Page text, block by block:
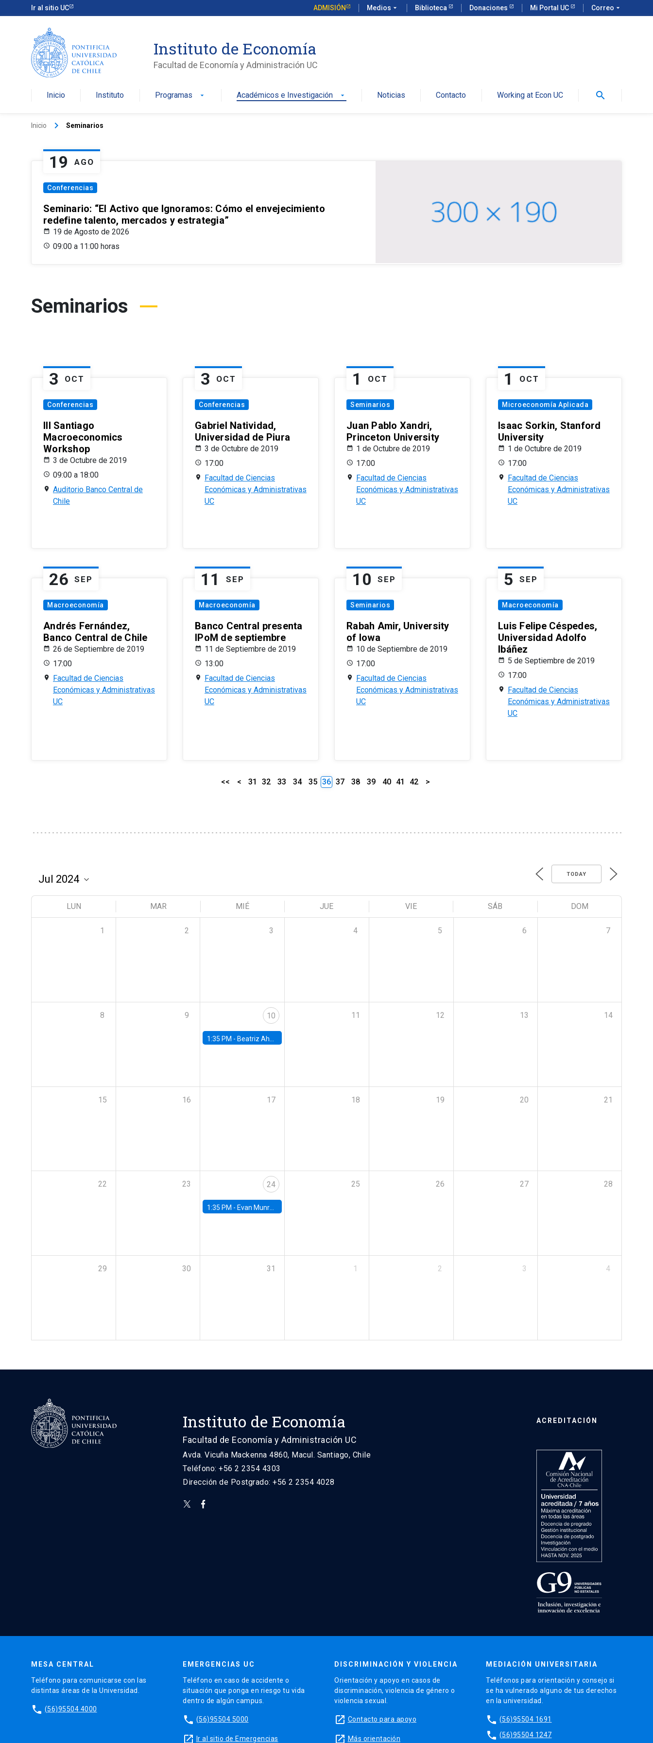
Ir al sitio UC ADMISIÓN Medios arrow_drop_down Biblioteca Donaciones Mi Portal UC Correo arrow_drop_down
Instituto de Economía
Facultad de Economía y Administración UC
Inicio Instituto Programas arrow_drop_down Académicos e Investigación arrow_drop_down Noticias Contacto Working at Econ UC search
Inicio keyboard_arrow_right Seminarios
19 AGO
Conferencias
Seminario: “El Activo que Ignoramos: Cómo el envejecimiento
redefine talento, mercados y estrategia”
19 de Agosto de 2026
09:00 a 11:00 horas
Seminarios
3 OCT
Conferencias
III Santiago
Macroeconomics
Workshop
3 de Octubre de 2019
09:00 a 18:00
Auditorio Banco Central de
Chile
3 OCT
Conferencias
Gabriel Natividad,
Universidad de Piura
3 de Octubre de 2019
17:00
Facultad de Ciencias
Económicas y Administrativas
UC
1 OCT
Seminarios
Juan Pablo Xandri,
Princeton University
1 de Octubre de 2019
17:00
Facultad de Ciencias
Económicas y Administrativas
UC
1 OCT
Microeconomía Aplicada
Isaac Sorkin, Stanford
University
1 de Octubre de 2019
17:00
Facultad de Ciencias
Económicas y Administrativas
UC
26 SEP
Macroeconomía
Andrés Fernández,
Banco Central de Chile
26 de Septiembre de 2019
17:00
Facultad de Ciencias
Económicas y Administrativas
UC
11 SEP
Macroeconomía
Banco Central presenta
IPoM de septiembre
11 de Septiembre de 2019
13:00
Facultad de Ciencias
Económicas y Administrativas
UC
10 SEP
Seminarios
Rabah Amir, University
of Iowa
10 de Septiembre de 2019
17:00
Facultad de Ciencias
Económicas y Administrativas
UC
5 SEP
Macroeconomía
Luis Felipe Céspedes,
Universidad Adolfo
Ibáñez
5 de Septiembre de 2019
17:00
Facultad de Ciencias
Económicas y Administrativas
UC
<< < 31 32 33 34 35 36 37 38 39 40 41 42 >
TODAY
LUN MAR MIÉ JUE VIE SÁB DOM
1 2 3 4 5 6 7
8 9 10
1:35 PM - Beatriz Ahumada, PhD candidate, Universidad de Pittsburgh
11 12 13 14
15 16 17 18 19 20 21
22 23 24
1:35 PM - Evan Munro, Neyman Visiting Assistant Professor in the Department of Statistics at UC Berkeley
25 26 27 28
29 30 31 1 2 3 4
Instituto de Economía
Facultad de Economía y Administración UC
Avda. Vicuña Mackenna 4860, Macul. Santiago, Chile
Teléfono: +56 2 2354 4303
Dirección de Postgrado: +56 2 2354 4028
ACREDITACIÓN
MESA CENTRAL
Teléfono para comunicarse con las
distintas áreas de la Universidad.
phone (56)95504 4000
EMERGENCIAS UC
Teléfono en caso de accidente o
situación que ponga en riesgo tu vida
dentro de algún campus.
phone (56)95504 5000
launch Ir al sitio de Emergencias
DISCRIMINACIÓN Y VIOLENCIA
Orientación y apoyo en casos de
discriminación, violencia de género o
violencia sexual.
launch Contacto para apoyo
launch Más orientación
MEDIACIÓN UNIVERSITARIA
Teléfonos para orientación y consejo si
se ha vulnerado alguno de tus derechos
en la universidad.
phone (56)95504 1691
phone (56)95504 1247